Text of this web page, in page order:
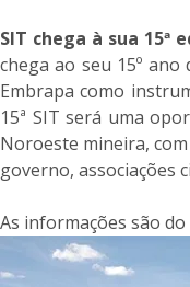
SIT chega à sua 15ª
chega ao seu 15º
Embrapa como
15ª SIT será uma
Noroeste mineira,
governo, associações
As informações são do